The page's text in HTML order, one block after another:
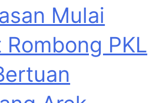
Mulai
PKL